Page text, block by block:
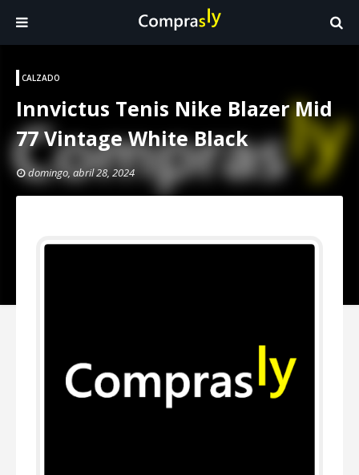
CALZADO
Innvictus Tenis Nike Blazer Mid
77 Vintage White Black
domingo, abril 28, 2024